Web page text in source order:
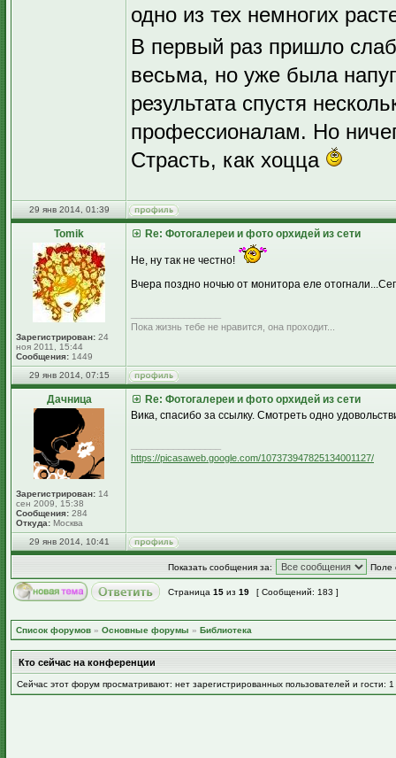
одно из тех немногих
В первый раз пришло
весьма, но уже была
результата спустя
профессионалам. Но
Страсть, как хоцца
29 янв 2014, 01:39
Tomik
Зарегистрирован: 24
ноя 2011, 15:44
Сообщения: 1449
Re: Фотогалереи и фото орхидей из сети
Не, ну так не честно!
Вчера поздно ночью от монитора еле
Пока жизнь тебе не нравится, она проходит...
29 янв 2014, 07:15
Дачница
Зарегистрирован: 14
сен 2009, 15:38
Сообщения: 284
Откуда: Москва
Re: Фотогалереи и фото орхидей из сети
Вика, спасибо за ссылку. Смотреть одно
https://picasaweb.google.com/107373947825134001127/
29 янв 2014, 10:41
Показать сообщения за: Поле
Страница 15 из 19 [ Сообщений: 183 ]
Список форумов » Основные форумы » Библиотека
Кто сейчас на конференции
Сейчас этот форум просматривают: нет зарегистрированных пользователей и гости: 1